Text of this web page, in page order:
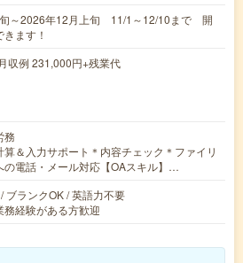
～2026年12月上旬 11/1～12/10まで 開
ます！
例 231,000円+残業代
務
算＆入力サポート＊内容チェック＊ファイリ
の電話・メール対応【OAスキル】…
ブランクOK / 英語力不要
経験がある方歓迎